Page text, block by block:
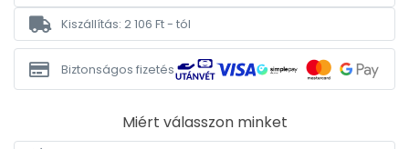
Kiszállítás: 2 106 Ft - tól
Biztonságos fizetés
Miért válasszon minket